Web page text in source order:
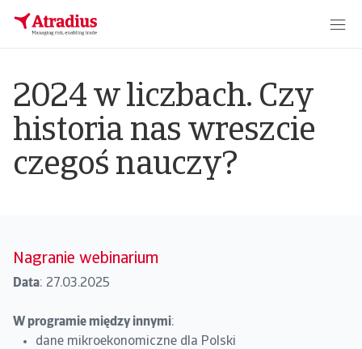
2024 w liczbach. Czy
historia nas wreszcie
czegoś nauczy?
Nagranie webinarium
Data: 27.03.2025
W programie między innymi:
dane mikroekonomiczne dla Polski